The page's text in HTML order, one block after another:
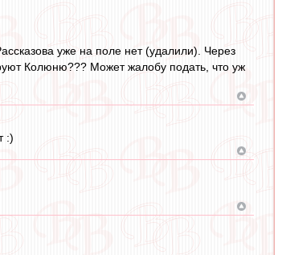
уже на поле нет (удалили). Через
Колюню??? Может жалобу подать, что уж
:)